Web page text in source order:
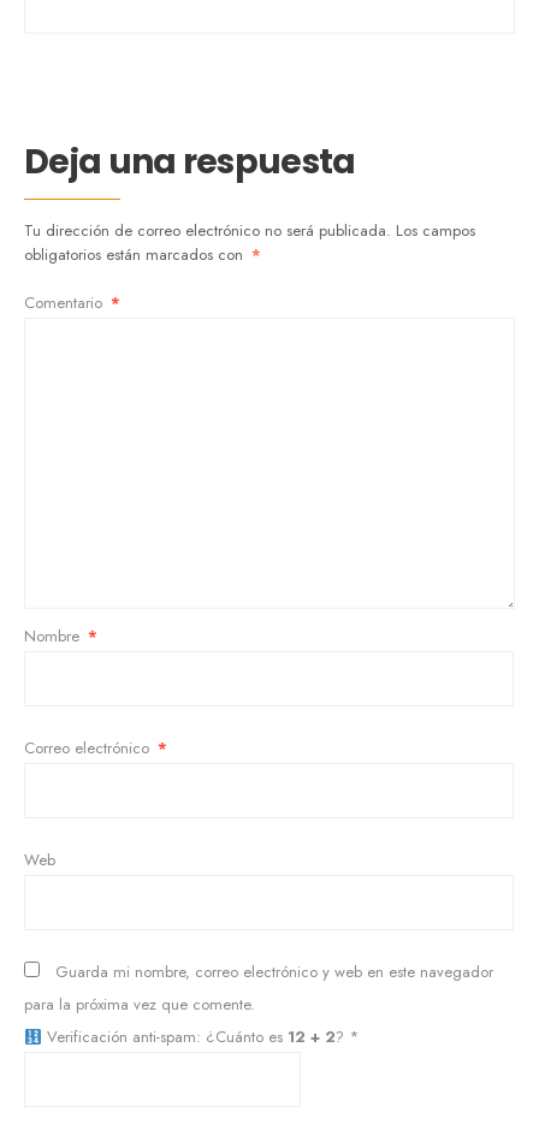
Deja una respuesta
Tu dirección de correo electrónico no será publicada. Los campos
obligatorios están marcados con *
Comentario *
Nombre *
Correo electrónico *
Web
Guarda mi nombre, correo electrónico y web en este navegador
para la próxima vez que comente.
Verificación anti-spam: ¿Cuánto es 12 + 2? *